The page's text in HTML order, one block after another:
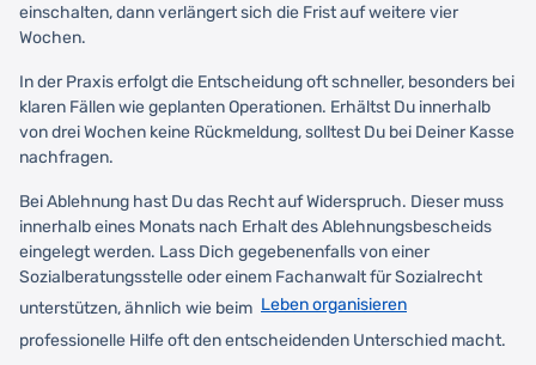
einschalten, dann verlängert sich die Frist auf weitere vier
Wochen.
In der Praxis erfolgt die Entscheidung oft schneller, besonders bei
klaren Fällen wie geplanten Operationen. Erhältst Du innerhalb
von drei Wochen keine Rückmeldung, solltest Du bei Deiner Kasse
nachfragen.
Bei Ablehnung hast Du das Recht auf Widerspruch. Dieser muss
innerhalb eines Monats nach Erhalt des Ablehnungsbescheids
eingelegt werden. Lass Dich gegebenenfalls von einer
Sozialberatungsstelle oder einem Fachanwalt für Sozialrecht
unterstützen, ähnlich wie beim Leben organisieren
professionelle Hilfe oft den entscheidenden Unterschied macht.